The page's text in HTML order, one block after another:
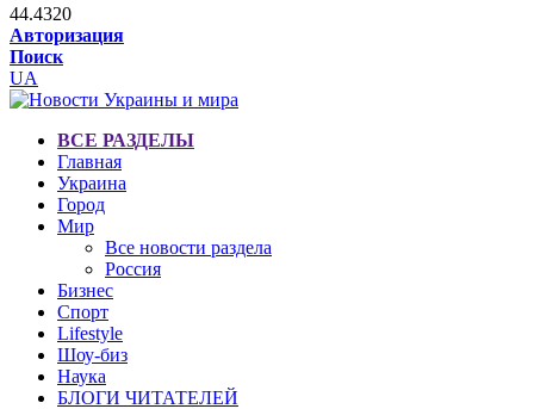
44.4320
Авторизация
Поиск
UA
ВСЕ РАЗДЕЛЫ
Главная
Украина
Город
Мир
Все новости раздела
Россия
Бизнес
Спорт
Lifestyle
Шоу-биз
Наука
БЛОГИ ЧИТАТЕЛЕЙ